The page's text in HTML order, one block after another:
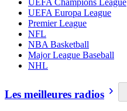
UEFA Champions League
UEFA Europa League
Premier League
NFL
NBA Basketball
Major League Baseball
NHL
Les meilleures radios